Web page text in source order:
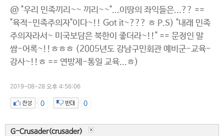
@ "우리 민족끼리~~ 끼리~~"...이땅의 좌익들은...?? ==
"육적-민족주의자"이다~!! Got it~??? ㅎ P.S) "내래 민족
주의자라서~ 미국보담은 북한이 좋더라~!!" == 문정인 말
쌈-어록~!!ㅎㅎㅎ (2005년도 강남구민회관 예비군-교육-
강사~!!ㅎ == 연방제-통일 교육...ㅎ)
2019-08-28 오후 4:56:06
0 0
G-Crusader(crusader)